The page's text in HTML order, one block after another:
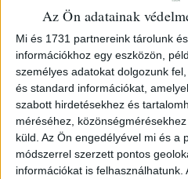
Az Ön adatainak
Mi és 1731 partnereink tárolunk
információkhoz egy eszközön,
személyes adatokat dolgozunk
és standard információkat,
szabott hirdetésekhez és
méréséhez,
küld. Az Ön engedélyével mi és a
módszerrel szerzett pontos
információkat is felhasználhatunk.
Fülöp Elek, csernátoni
A' nemzet' nevelője
Emlék-Beszédben
Bethlen Gábor'
elmondott --- A'
Tanítója Május' 20-
1835 Nagy Enyeden Réf.